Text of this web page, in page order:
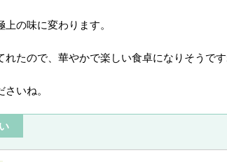
の味に変わります。
たので、華やかで楽しい食卓になりそうです
いね。